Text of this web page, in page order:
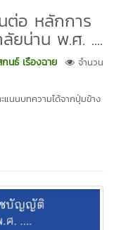
ต่อ หลักการ
ยน่าน พ.ศ. ....
นธ์ เรืองฉาย
จำนวน
แนนบทความได้จากปุ่มข้าง